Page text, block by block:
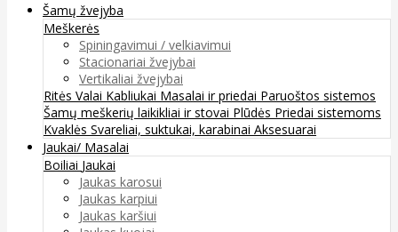
Šamų žvejyba
Meškerės
Spiningavimui / velkiavimui
Stacionariai žvejybai
Vertikaliai žvejybai
Ritės Valai Kabliukai Masalai ir priedai Paruoštos sistemos
Šamų meškerių laikikliai ir stovai Plūdės Priedai sistemoms
Kvaklės Svareliai, suktukai, karabinai Aksesuarai
Jaukai/ Masalai
Boiliai Jaukai
Jaukas karosui
Jaukas karpiui
Jaukas karšiui